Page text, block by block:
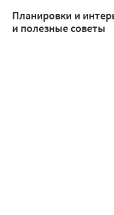
Планировки и
и полезные советы